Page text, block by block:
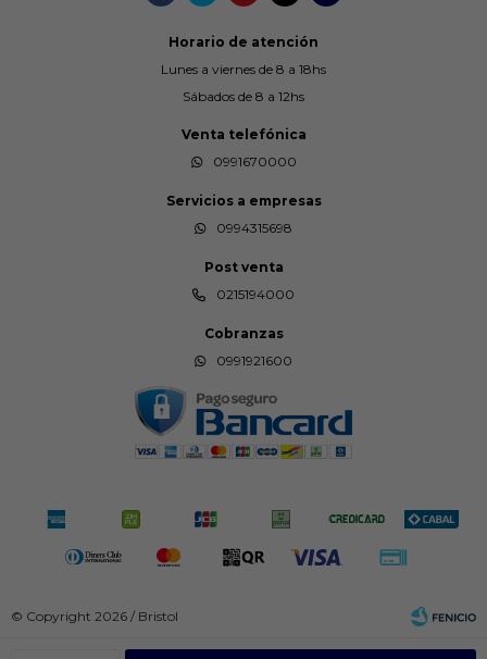
Horario de atención
Lunes a viernes de 8 a 18hs
Sábados de 8 a 12hs
Venta telefónica
0991670000
Servicios a empresas
0994315698
Post venta
0215194000
Cobranzas
0991921600
© Copyright 2026 / Bristol